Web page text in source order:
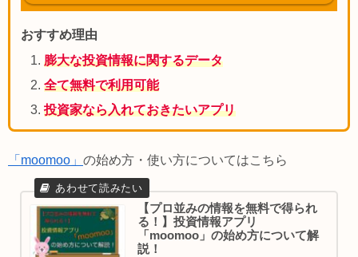
おすすめ理由
膨大な投資情報に関するデータ
全て無料で利用可能
投資家なら入れておきたいアプリ
「moomoo」 の始め方・使い方についてはこちら
【プロ並みの情報を無料で得られ
る！】投資情報アプリ
「moomoo」の始め方について解
説！